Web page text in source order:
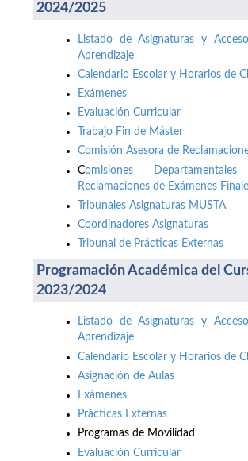
2024/2025
Listado de Asignaturas y
Aprendizaje
Calendario Escolar y Horarios de
Exámenes
Evaluación Curricular
Trabajo Fin de Máster
Comisión Asesora de
Comisiones
Reclamaciones de Exámenes
Tribunales Asignaturas MUSTA
Coordinadores Asignaturas
Tribunal de Prácticas Externas
Programación Académica del
2023/2024
Listado de Asignaturas y
Aprendizaje
Calendario Escolar y Horarios de
Asignación de Aulas
Exámenes
Prácticas Externas
Programas de Movilidad
Evaluación Curricular